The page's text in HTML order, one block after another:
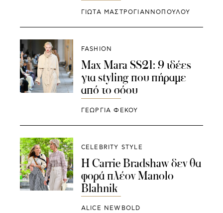
ΓΙΩΤΑ ΜΑΣΤΡΟΓΙΑΝΝΟΠΟΥΛΟΥ
FASHION
Max Mara SS21: 9 ιδέες
για styling που πήραμε
από τo σόου
ΓΕΩΡΓΙΑ ΦΕΚΟΥ
CELEBRITY STYLE
Η Carrie Bradshaw δεν θα
φορά πλέον Manolo
Blahnik
ALICE NEWBOLD